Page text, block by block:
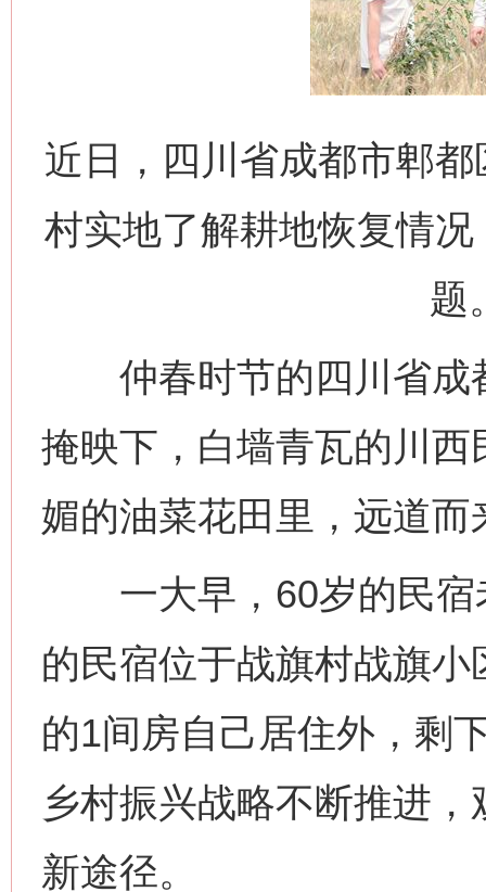
近日，四川省成都市郫
村实地了解耕地恢复情
题
仲春时节的四川省成
掩映下，白墙青瓦的川
媚的油菜花田里，远道
一大早，60岁的民宿
的民宿位于战旗村战旗
的1间房自己居住外，剩
乡村振兴战略不断推进
新途径。